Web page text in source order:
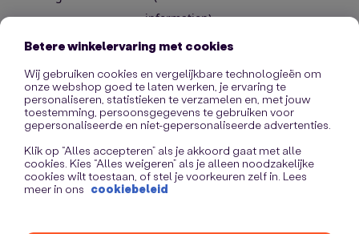
information).
Betere winkelervaring met cookies
Wij gebruiken cookies en vergelijkbare technologieën om
onze webshop goed te laten werken, je ervaring te
personaliseren, statistieken te verzamelen en, met jouw
toestemming, persoonsgegevens te gebruiken voor
gepersonaliseerde en niet-gepersonaliseerde advertenties.
Klik op “Alles accepteren” als je akkoord gaat met alle
cookies. Kies “Alles weigeren” als je alleen noodzakelijke
cookies wilt toestaan, of stel je voorkeuren zelf in. Lees
meer in ons cookiebeleid